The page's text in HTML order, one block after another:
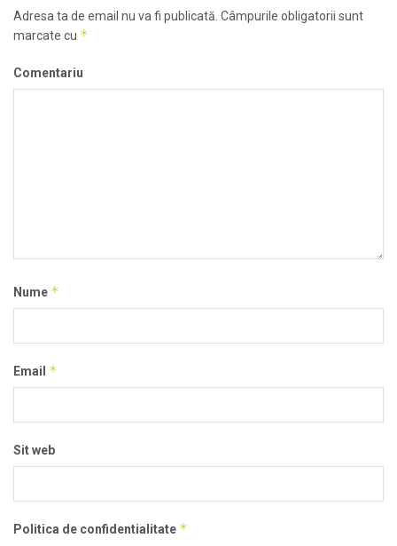
Adresa ta de email nu va fi publicată. Câmpurile obligatorii sunt
marcate cu *
Comentariu
Nume *
Email *
Sit web
Politica de confidentialitate *